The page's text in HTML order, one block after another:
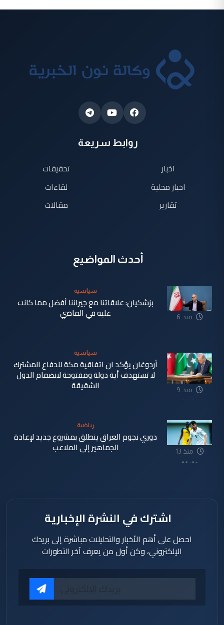
روابط سريعة
اخبار
اخبار محلية
تقارير
تحقيقات
لقاءات
مقالات
أحدث المواضيع
منذ 6
دقيقة
سياسية
بزشكيان: علاقاتنا مع جيراننا أفضل مما كانت
عليه في الماضي
منذ 9
دقيقة
سياسية
أردوغان يؤكد ان اتفاقية مكة للدفاع المشترك
لا تستهدف أية دولة ومفتوحة لانضمام الدول
الشقيقة
منذ 13
دقيقة
رياضية
دوري نجوم العراق ينطلق بمشروع جديد لإعادة
الجماهير إلى الملاعب
اشترك في النشرة الإخبارية
احصل على أهم الأخبار والتحليلات مباشرة إلى بريدك
الإلكتروني، وكن أول من يعرف آخر التطورات